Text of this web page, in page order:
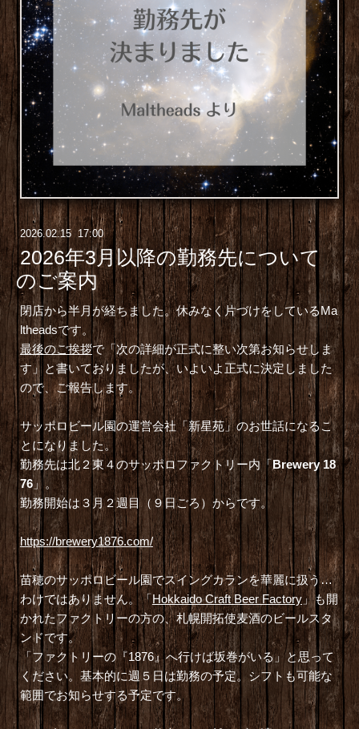
2026.02.15 17:00
2026年3月以降の勤務先について
のご案内
閉店から半月が経ちました。休みなく片づけをしているMa
ltheadsです。
最後のご挨拶で「次の詳細が正式に整い次第お知らせしま
す」と書いておりましたが、いよいよ正式に決定しました
ので、ご報告します。
サッポロビール園の運営会社「新星苑」のお世話になるこ
とになりました。
勤務先は北２東４のサッポロファクトリー内「Brewery 18
76」。
勤務開始は３月２週目（９日ごろ）からです。
https://brewery1876.com/
苗穂のサッポロビール園でスイングカランを華麗に扱う…
わけではありません。「Hokkaido Craft Beer Factory」も開
かれたファクトリーの方の、札幌開拓使麦酒のビールスタ
ンドです。
「ファクトリーの『1876』へ行けば坂巻がいる」と思って
ください。基本的に週５日は勤務の予定。シフトも可能な
範囲でお知らせする予定です。